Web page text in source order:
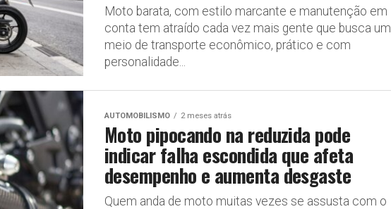
Moto barata, com estilo marcante e manutenção em
conta tem atraído cada vez mais gente que busca um
meio de transporte econômico, prático e com
personalidade...
AUTOMOBILISMO 2 meses atrás
Moto pipocando na reduzida pode
indicar falha escondida que afeta
desempenho e aumenta desgaste
Quem anda de moto muitas vezes se assusta com o